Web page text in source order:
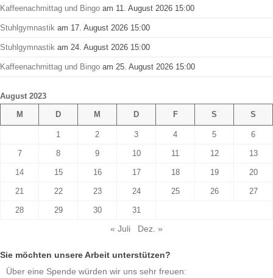
Kaffeenachmittag und Bingo am 11. August 2026 15:00
Stuhlgymnastik am 17. August 2026 15:00
Stuhlgymnastik am 24. August 2026 15:00
Kaffeenachmittag und Bingo am 25. August 2026 15:00
August 2023
M
D M D F S S
1 2 3 4 5 6
7 8 9 10 11 12 13
14 15 16 17 18 19 20
21 22 23 24 25 26 27
28 29 30 31
« Juli Dez. »
Sie möchten unsere Arbeit unterstützen?
Über eine Spende würden wir uns sehr freuen: